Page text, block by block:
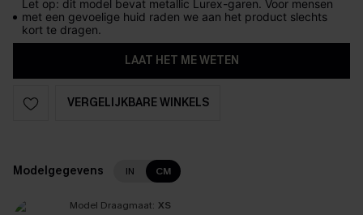
Let op: dit model bevat metallic Lurex-garen. Voor mensen
met een gevoelige huid raden we aan het product slechts
kort te dragen.
LAAT HET ME WETEN
VERGELIJKBARE WINKELS
Modelgegevens IN CM
Model Draagmaat: XS